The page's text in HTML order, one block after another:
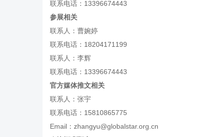
联系电话：13396674443
参展相关
联系人：曹婉婷
联系电话：18204171199
联系人：李辉
联系电话：13396674443
官方媒体推文相关
联系人：张宇
联系电话：15810865775
Email：zhangyu@globalstar.org.cn